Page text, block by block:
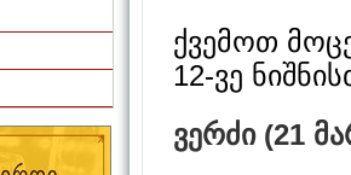
ქვემოთ
12-ვე
ვერძი (21